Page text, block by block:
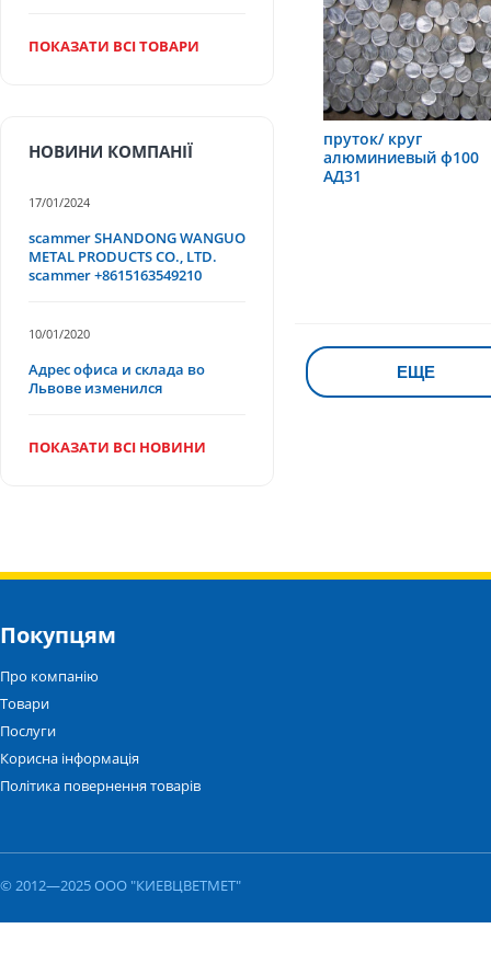
пруток/ круг
алюминиевый ф100
АД31
ЕЩЕ
ПОКАЗАТИ ВСІ ТОВАРИ
НОВИНИ КОМПАНІЇ
17/01/2024
scammer SHANDONG WANGUO
METAL PRODUCTS CO., LTD.
scammer +8615163549210
10/01/2020
Адрес офиса и склада во
Львове изменился
ПОКАЗАТИ ВСІ НОВИНИ
Покупцям
Про компанію
Товари
Послуги
Корисна інформація
Політика повернення товарів
© 2012—2025 ООО "КИЕВЦВЕТМЕТ"